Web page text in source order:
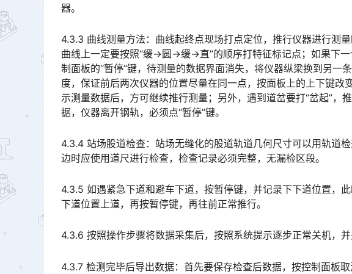
器。󠅅󠅃󠄵󠅂󠄪󠇖󠆨󠆨󠇕󠆞󠆒󠅬󠇘󠆭󠆘󠇙󠆝󠅵󠇗󠆭󠆁󠄐󠇗󠅹󠅸󠇖󠆍󠅳󠇖󠅹󠅰󠇖󠆌󠅹
4.3.3 曲线测量方法：曲线起终点现场打点定位，推行仪器进行测
曲线上一定要按照“缓→圆→缓→直”的顺序打特征标记点；如果下
制面板的“暂停”键，待测量的数据界面消失，将仪器纵梁换到另一
度，保证前后两次仪器的位置尽量在同一点，按面板上的上下键改
示测量数据后，方可继续推行测量；另外，遇到道岔要打“岔起”，
据，仪器离开钢轨，必须点“暂停”键。󠅅󠅃󠄵󠅂󠄪󠇖󠆨󠆨󠇕󠆞󠆒󠅬󠇘󠆭󠆘󠇙󠆝󠅵󠇗󠆭󠆁󠄐󠇗󠅹󠅸󠇖󠆍󠅳󠇖󠅹󠅰󠇖󠆌󠅹
4.3.4 站场股道检查：站场无缝化的股道轨道几何尺寸可以用轨道
边时应使用道尺进行检查，检查记录必须完整，无漏检区段。󠅅󠅃󠄵󠅂󠄪󠇖󠆨󠆨󠇕󠆞󠆒󠅬󠇘󠆭󠆘󠇙󠆝󠅵󠇗󠆭󠆁󠄐󠇗󠅹󠅸󠇖󠆍󠅳󠇖󠅹󠅰󠇖󠆌󠅹
4.3.5 如遇紧急下道和避车下道，按暂停键，并记录下下道位置，
下道位置上道，再按暂停键，再往前正常推行。
4.3.6 按照操作步骤将数据采集后，按照系统提示逐步正常关机，并
4.3.7 检测完毕后导出数据：首先要保存检查后数据，按控制面板